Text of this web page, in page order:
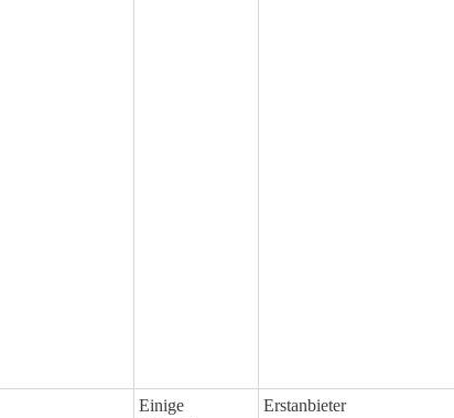
Einige
Erstanbieter